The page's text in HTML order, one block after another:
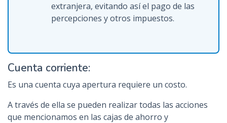
extranjera, evitando así el pago de las
percepciones y otros impuestos.
Cuenta corriente:
Es una cuenta cuya apertura requiere un costo.
A través de ella se pueden realizar todas las acciones
que mencionamos en las cajas de ahorro y